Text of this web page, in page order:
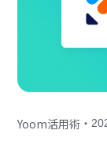
Yoom活用術 ・